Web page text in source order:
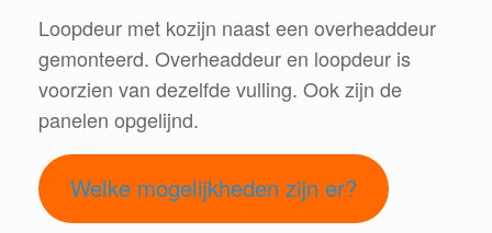
Loopdeur met kozijn naast een overheaddeur
gemonteerd. Overheaddeur en loopdeur is
voorzien van dezelfde vulling. Ook zijn de
panelen opgelijnd.
Welke mogelijkheden zijn er?